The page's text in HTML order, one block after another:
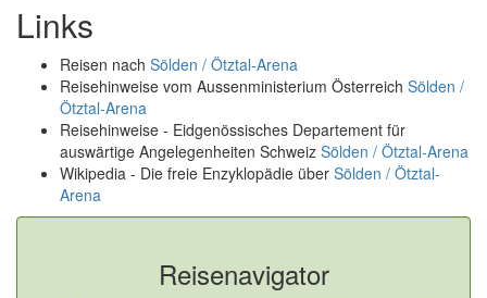
Links
Reisen nach Sölden / Ötztal-Arena
Reisehinweise vom Aussenministerium Österreich Sölden /
Ötztal-Arena
Reisehinweise - Eidgenössisches Departement für
auswärtige Angelegenheiten Schweiz Sölden / Ötztal-Arena
Wikipedia - Die freie Enzyklopädie über Sölden / Ötztal-
Arena
Reisenavigator